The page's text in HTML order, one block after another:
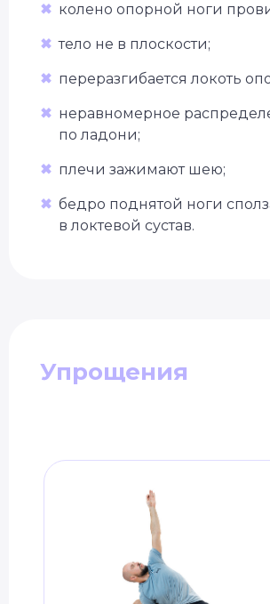
✖ колено опорной ноги
✖ тело не в плоскости;
✖ переразгибается локоть
✖ неравномерное
по ладони;
✖ плечи зажимают шею;
✖ бедро поднятой ноги
в локтевой сустав.
Упрощения